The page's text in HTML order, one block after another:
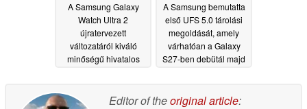
A Samsung Galaxy
Watch Ultra 2
újratervezett
változatáról kiváló
minőségű hivatalos
A Samsung bemutatta
első UFS 5.0 tárolási
megoldását, amely
várhatóan a Galaxy
S27-ben debütál majd
Editor of theoriginal article: